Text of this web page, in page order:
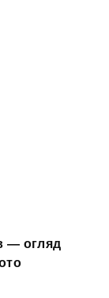
— огляд